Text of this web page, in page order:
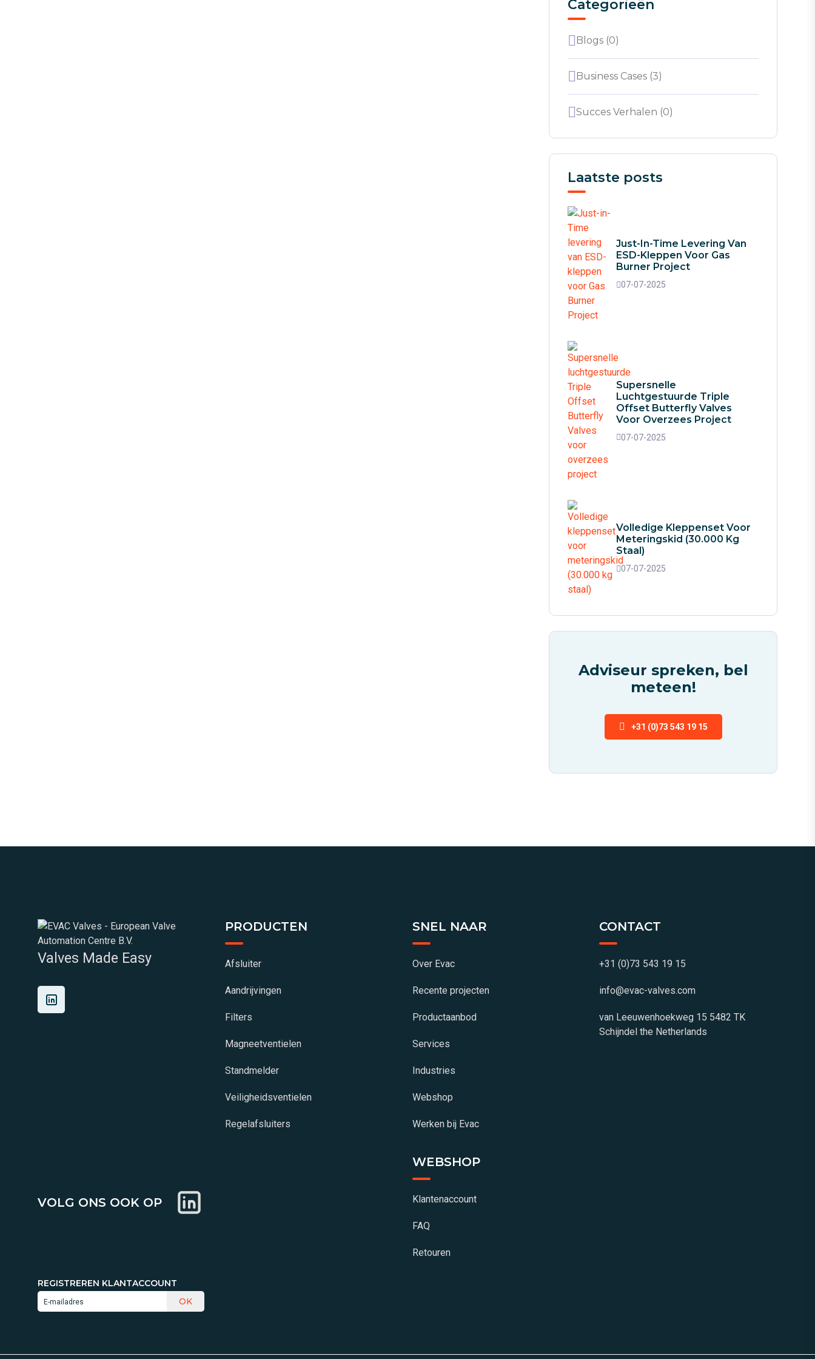
Categorieën
Blogs (0)
Business Cases (3)
Succes Verhalen (0)
Laatste posts
Just-In-Time Levering Van
ESD-Kleppen Voor Gas
Burner Project
07-07-2025
Supersnelle
Luchtgestuurde Triple
Offset Butterfly Valves
Voor Overzees Project
07-07-2025
Volledige Kleppenset Voor
Meteringskid (30.000 Kg
Staal)
07-07-2025
Adviseur spreken, bel
meteen!
+31 (0)73 543 19 15
Valves Made Easy
PRODUCTEN
Afsluiter
Aandrijvingen
Filters
Magneetventielen
Standmelder
Veiligheidsventielen
Regelafsluiters
SNEL NAAR
Over Evac
Recente projecten
Productaanbod
Services
Industries
Webshop
Werken bij Evac
CONTACT
+31 (0)73 543 19 15
info@evac-valves.com
van Leeuwenhoekweg 15 5482 TK
Schijndel the Netherlands
WEBSHOP
Klantenaccount
FAQ
Retouren
VOLG ONS OOK OP
REGISTREREN KLANTACCOUNT
OK